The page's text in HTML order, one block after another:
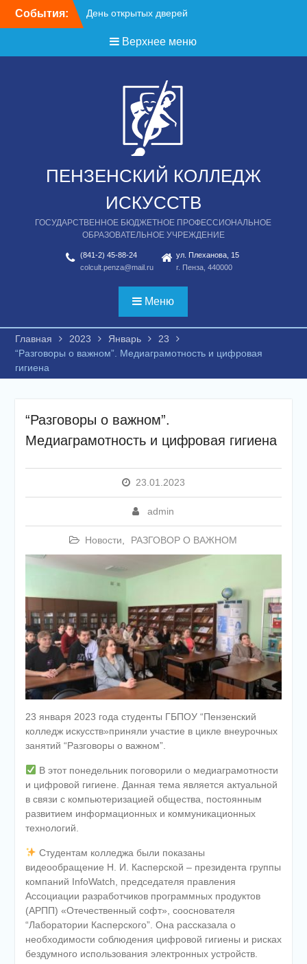
События: День открытых дверей
Верхнее меню
ПЕНЗЕНСКИЙ КОЛЛЕДЖ
ИСКУССТВ
ГОСУДАРСТВЕННОЕ БЮДЖЕТНОЕ ПРОФЕССИОНАЛЬНОЕ
ОБРАЗОВАТЕЛЬНОЕ УЧРЕЖДЕНИЕ
(841-2) 45-88-24
colcult.penza@mail.ru
ул. Плеханова, 15
г. Пенза, 440000
Меню
Главная 2023 Январь
23
“Разговоры о важном”. Медиаграмотность и цифровая
гигиена
“Разговоры о важном”.
Медиаграмотность и цифровая гигиена
23.01.2023
admin
Новости РАЗГОВОР О ВАЖНОМ
23 января 2023 года студенты ГБПОУ “Пензенский
колледж искусств»приняли участие в цикле внеурочных
занятий “Разговоры о важном”.
В этот понедельник поговорили о медиаграмотности
и цифровой гигиене. Данная тема является актуальной
в связи с компьютеризацией общества, постоянным
развитием информационных и коммуникационных
технологий.
Студентам колледжа были показаны
видеообращение Н. И. Касперской – президента группы
компаний InfoWatch, председателя правления
Ассоциации разработчиков программных продуктов
(АРПП) «Отечественный софт», сооснователя
“Лаборатории Касперского”. Она рассказала о
необходимости соблюдения цифровой гигиены и рисках
бездумного использования электронных устройств.